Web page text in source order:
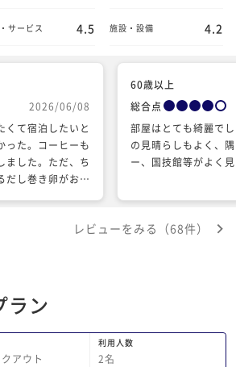
サービス 4.5 施設・設備 4.2
2026/06/08
くて宿泊したいと
った。コーヒーも
ました。ただ、ち
だし巻き卵がお砂
過ぎまで大きな男
60歳以上
総合点
部屋はとても綺麗で
の見晴らしもよく、
ー、国技館等がよく
レビューをみる（68件）
ラン
アウト
利用人数
2名